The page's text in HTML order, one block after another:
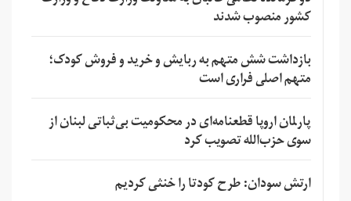
کشور منصوب شدند
بازداشت شش متهم به ربایش و خرید و فروش کودک؛
متهم اصلی فراری است
پارلمان اروپا قطعنامه‌ای در محکومیت بی‌ثباتی لبنان از
سوی حزب‌الله تصویب کرد
ارتش سودان: طرح کودتا را خنثی کردیم